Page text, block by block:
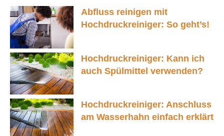
Abfluss reinigen mit
Hochdruckreiniger: So geht’s!
Hochdruckreiniger: Kann ich
auch Spülmittel verwenden?
Hochdruckreiniger: Anschluss
am Wasserhahn einfach erklärt